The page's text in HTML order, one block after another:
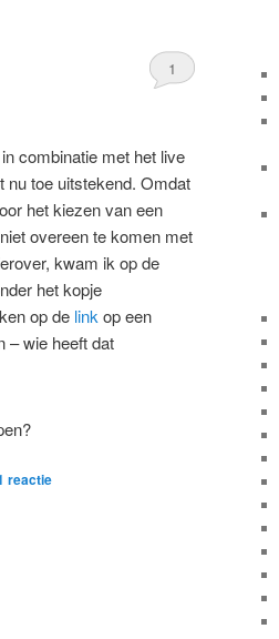
1
combinatie met het live
nu toe uitstekend. Omdat
het kiezen van een
overeen te komen met
kwam ik op de
het kopje
op de link op een
– wie heeft dat
reactie